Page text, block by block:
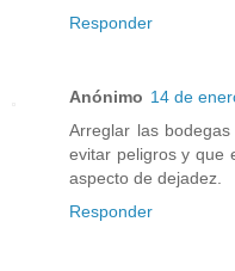
Responder
Anónimo 14 de
Arreglar las
evitar peligros y que
aspecto de dejadez.
Responder